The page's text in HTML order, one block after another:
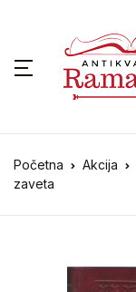
Početna Akcija
zaveta